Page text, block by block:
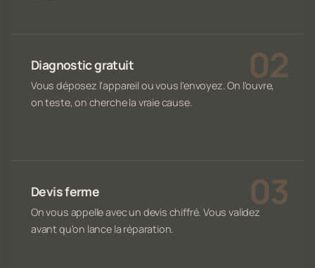
Diagnostic gratuit
Vous déposez l'appareil ou vous l'envoyez. On l'ouvre,
on teste, on cherche la vraie cause.
Devis ferme
On vous appelle avec un devis chiffré. Vous validez
avant qu'on lance la réparation.